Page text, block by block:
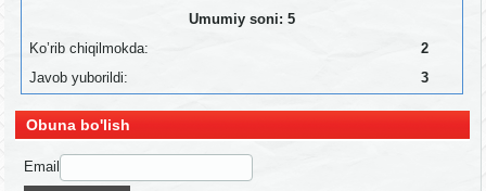
Umumiy soni: 5
Ko’rib chiqilmokda:
2
Javob yuborildi:
3
Obuna bo'lish
Email